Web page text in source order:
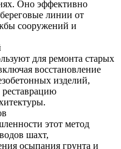
Оно эффективно
линии от
сооружений и
для ремонта старых
восстановление
изделий,
этот метод
шахт,
осыпания грунта и